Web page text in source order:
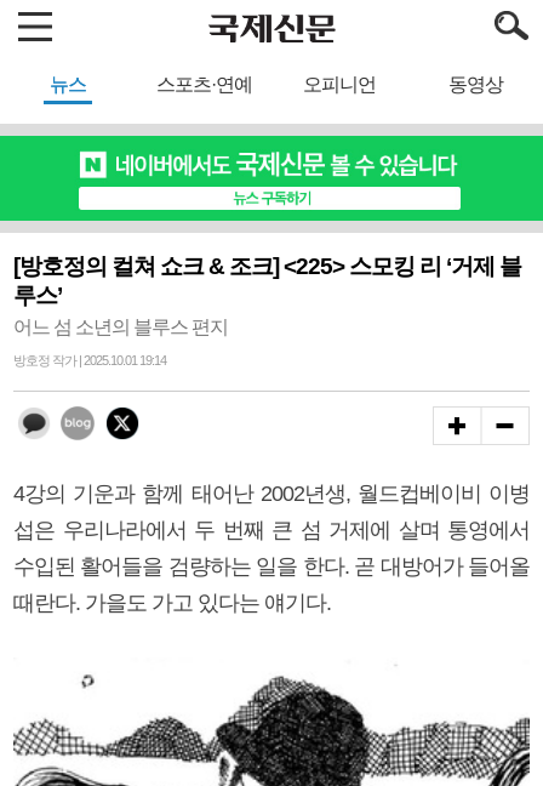
뉴스 스포츠·연예 오피니언 동영상
[방호정의 컬쳐 쇼크 & 조크] <225> 스모킹 리 ‘거제 블
루스’
어느 섬 소년의 블루스 편지
방호정 작가 | 2025.10.01 19:14
4강의 기운과 함께 태어난 2002년생, 월드컵베이비 이병
섭은 우리나라에서 두 번째 큰 섬 거제에 살며 통영에서
수입된 활어들을 검량하는 일을 한다. 곧 대방어가 들어올
때란다. 가을도 가고 있다는 얘기다.